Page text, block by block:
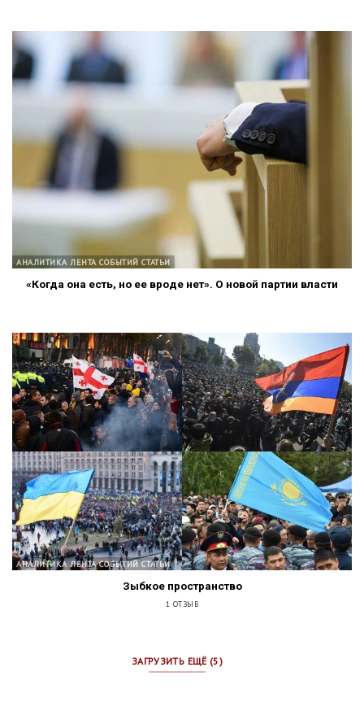
АНАЛИТИКА ЛЕНТА СОБЫТИЙ СТАТЬИ
«Когда она есть, но ее вроде нет». О новой партии власти
АНАЛИТИКА ЛЕНТА СОБЫТИЙ СТАТЬИ
Зыбкое пространство
1 ОТЗЫВ
ЗАГРУЗИТЬ ЕЩЁ (5)